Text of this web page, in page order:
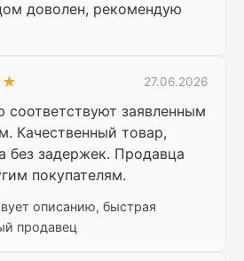
доволен, рекомендую
27.06.2026
заявленным
Качественный товар,
без задержек. Продавца
покупателям.
описанию, быстрая
продавец